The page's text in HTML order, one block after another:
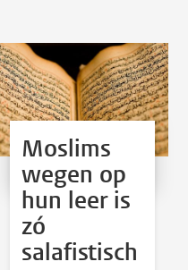
Moslims
wegen op
hun leer is
zó
salafistisch